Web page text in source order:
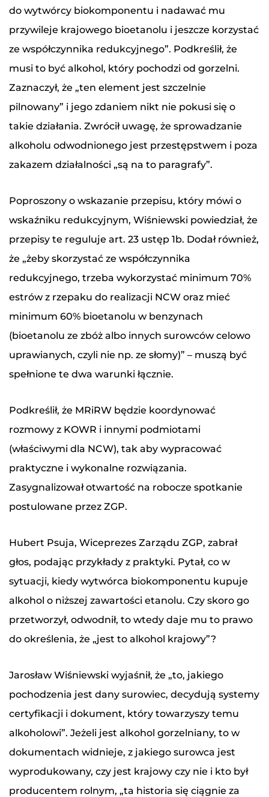
do wytwórcy biokomponentu i nadawać mu
przywileje krajowego bioetanolu i jeszcze korzystać
ze współczynnika redukcyjnego”. Podkreślił, że
musi to być alkohol, który pochodzi od gorzelni.
Zaznaczył, że „ten element jest szczelnie
pilnowany” i jego zdaniem nikt nie pokusi się o
takie działania. Zwrócił uwagę, że sprowadzanie
alkoholu odwodnionego jest przestępstwem i poza
zakazem działalności „są na to paragrafy”.
Poproszony o wskazanie przepisu, który mówi o
wskaźniku redukcyjnym, Wiśniewski powiedział, że
przepisy te reguluje art. 23 ustęp 1b. Dodał również,
że „żeby skorzystać ze współczynnika
redukcyjnego, trzeba wykorzystać minimum 70%
estrów z rzepaku do realizacji NCW oraz mieć
minimum 60% bioetanolu w benzynach
(bioetanolu ze zbóż albo innych surowców celowo
uprawianych, czyli nie np. ze słomy)” – muszą być
spełnione te dwa warunki łącznie.
Podkreślił, że MRiRW będzie koordynować
rozmowy z KOWR i innymi podmiotami
(właściwymi dla NCW), tak aby wypracować
praktyczne i wykonalne rozwiązania.
Zasygnalizował otwartość na robocze spotkanie
postulowane przez ZGP.
Hubert Psuja, Wiceprezes Zarządu ZGP, zabrał
głos, podając przykłady z praktyki. Pytał, co w
sytuacji, kiedy wytwórca biokomponentu kupuje
alkohol o niższej zawartości etanolu. Czy skoro go
przetworzył, odwodnił, to wtedy daje mu to prawo
do określenia, że „jest to alkohol krajowy”?
Jarosław Wiśniewski wyjaśnił, że „to, jakiego
pochodzenia jest dany surowiec, decydują systemy
certyfikacji i dokument, który towarzyszy temu
alkoholowi”. Jeżeli jest alkohol gorzelniany, to w
dokumentach widnieje, z jakiego surowca jest
wyprodukowany, czy jest krajowy czy nie i kto był
producentem rolnym, „ta historia się ciągnie za